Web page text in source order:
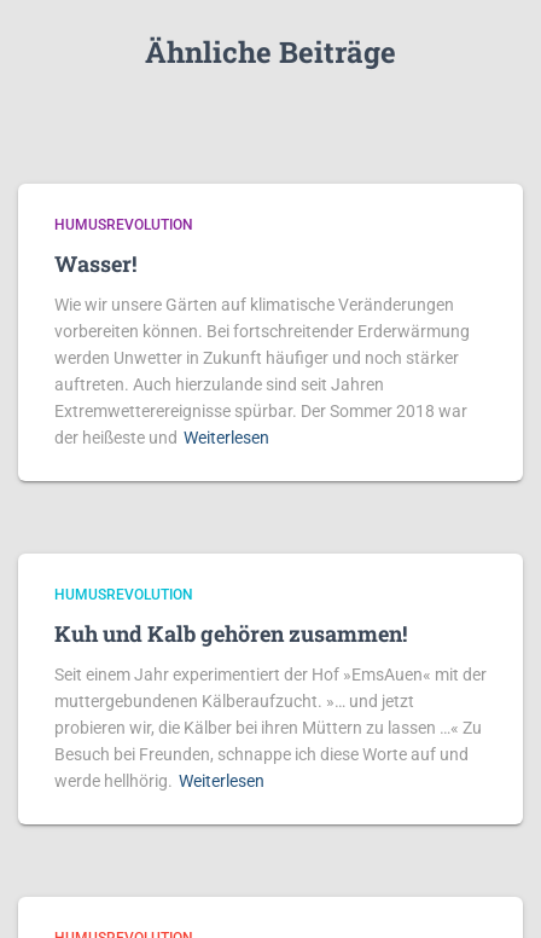
Ähnliche Beiträge
HUMUSREVOLUTION
Wasser!
Wie wir unsere Gärten auf klimatische Veränderungen
vorbereiten können. Bei fortschreitender Erderwärmung
werden Unwetter in Zukunft häufiger und noch stärker
auftreten. Auch hierzulande sind seit Jahren
Extremwetterereignisse spürbar. Der Sommer 2018 war
der heißeste und Weiterlesen
HUMUSREVOLUTION
Kuh und Kalb gehören zusammen!
Seit einem Jahr experimentiert der Hof »EmsAuen« mit der
muttergebundenen Kälberaufzucht. »… und jetzt
probieren wir, die Kälber bei ihren Müttern zu lassen …« Zu
Besuch bei Freunden, schnappe ich diese Worte auf und
werde hellhörig. Weiterlesen